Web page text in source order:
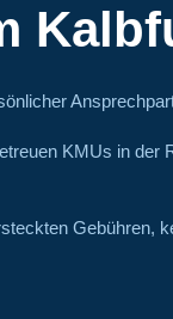
KMUs in der
Gebühren,